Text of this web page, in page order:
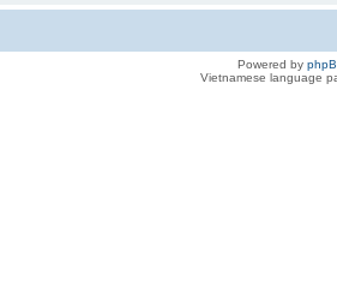
Powered by
Vietnamese language